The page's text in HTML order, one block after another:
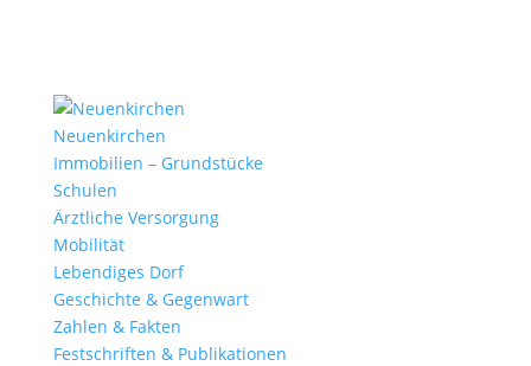
Neuenkirchen
Immobilien – Grundstücke
Schulen
Ärztliche Versorgung
Mobilität
Lebendiges Dorf
Geschichte & Gegenwart
Zahlen & Fakten
Festschriften & Publikationen